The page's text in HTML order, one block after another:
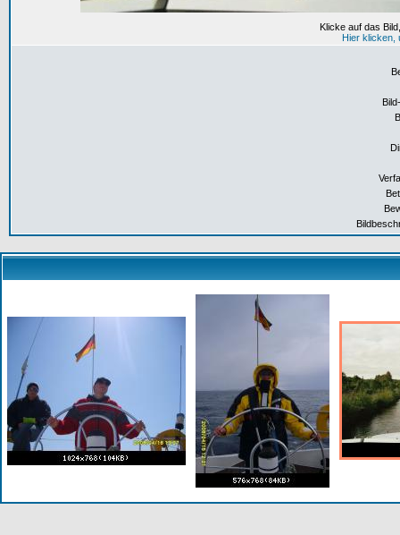
Klicke auf das
Hier klicken,